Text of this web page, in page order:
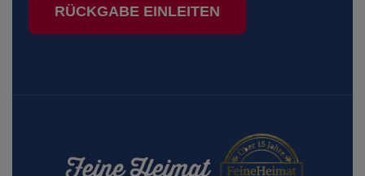
RÜCKGABE EINLEITEN